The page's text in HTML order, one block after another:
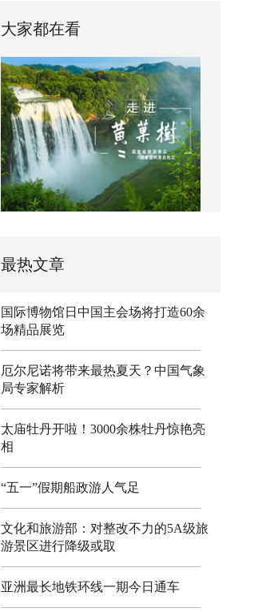
大家都在看
最热文章
国际博物馆日中国主会场将打造60余
场精品展览
厄尔尼诺将带来最热夏天？中国气象
局专家解析
太庙牡丹开啦！3000余株牡丹惊艳亮
相
“五一”假期船政游人气足
文化和旅游部：对整改不力的5A级旅
游景区进行降级或取
亚洲最长地铁环线一期今日通车